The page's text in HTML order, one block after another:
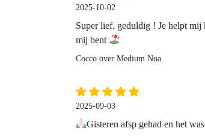
2025-10-02
Super lief, geduldig ! Je helpt mij
mij bent
Cocco over Medium Noa
2025-09-03
Gisteren afsp gehad en het